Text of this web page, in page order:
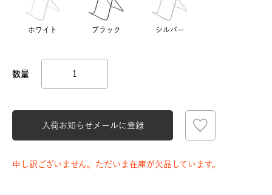
ホワイト ブラック シルバー
入荷お知らせメールに登録
申し訳ございません。ただいま在庫が欠品しています。